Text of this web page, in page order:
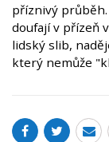
příznivý průběh.
doufají v přízeň
lidský slib,
který nemůže